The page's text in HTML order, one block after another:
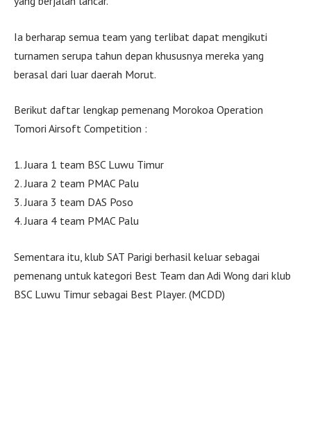
Ia berharap semua team yang terlibat dapat mengikuti
turnamen serupa tahun depan khususnya mereka yang
berasal dari luar daerah Morut.
Berikut daftar lengkap pemenang Morokoa Operation
Tomori Airsoft Competition :
1. Juara 1 team BSC Luwu Timur
2. Juara 2 team PMAC Palu
3. Juara 3 team DAS Poso
4. Juara 4 team PMAC Palu
Sementara itu, klub SAT Parigi berhasil keluar sebagai
pemenang untuk kategori Best Team dan Adi Wong dari klub
BSC Luwu Timur sebagai Best Player. (MCDD)